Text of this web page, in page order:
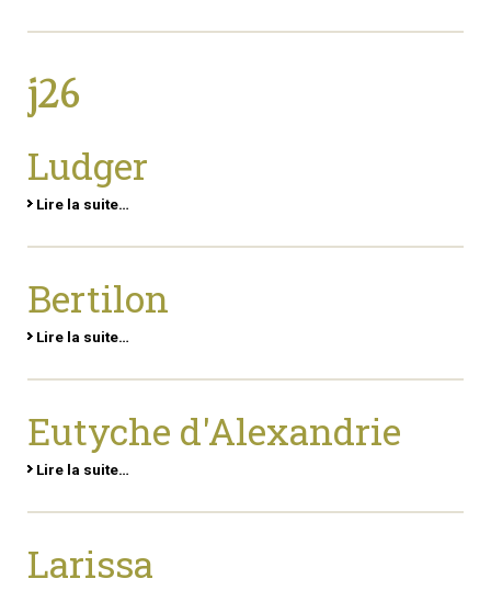
j26
Ludger
Lire la suite…
Bertilon
Lire la suite…
Eutyche d'Alexandrie
Lire la suite…
Larissa